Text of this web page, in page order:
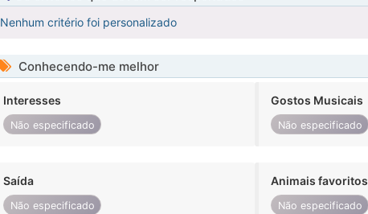
Nenhum critério foi personalizado
Conhecendo-me melhor
Interesses
Não especificado
Gostos Musicais
Não especificado
Saída
Não especificado
Animais favoritos
Não especificado